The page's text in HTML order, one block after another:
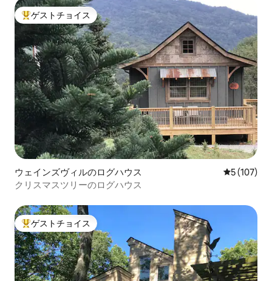
大好評のゲストチョイスです。
ゲストチョイス
ウェインズヴィルのログハウス レビュー
5 (107)
クリスマスツリーのログハウス
大好評のゲストチョイスです。
ゲストチョイス